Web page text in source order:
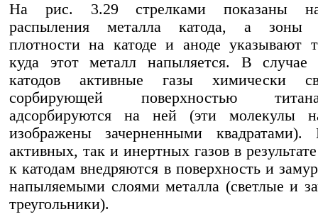
На рис. 3.29 стрелками показаны
распыления металла катода, а зоны
плотности на катоде и аноде указывают
куда этот металл напыляется. В случае
катодов активные газы химически
сорбирующей поверхностью
адсорбируются на ней (эти молекулы
изображены зачерненными
активных, так и инертных газов в
к катодам внедряются в поверхность и
напыляемыми слоями металла (светлые и
треугольники).